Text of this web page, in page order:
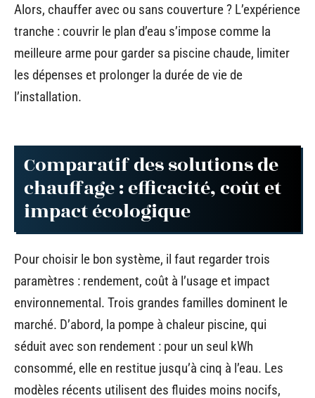
Alors, chauffer avec ou sans couverture ? L’expérience
tranche : couvrir le plan d’eau s’impose comme la
meilleure arme pour garder sa piscine chaude, limiter
les dépenses et prolonger la durée de vie de
l’installation.
Comparatif des solutions de
chauffage : efficacité, coût et
impact écologique
Pour choisir le bon système, il faut regarder trois
paramètres : rendement, coût à l’usage et impact
environnemental. Trois grandes familles dominent le
marché. D’abord, la pompe à chaleur piscine, qui
séduit avec son rendement : pour un seul kWh
consommé, elle en restitue jusqu’à cinq à l’eau. Les
modèles récents utilisent des fluides moins nocifs,